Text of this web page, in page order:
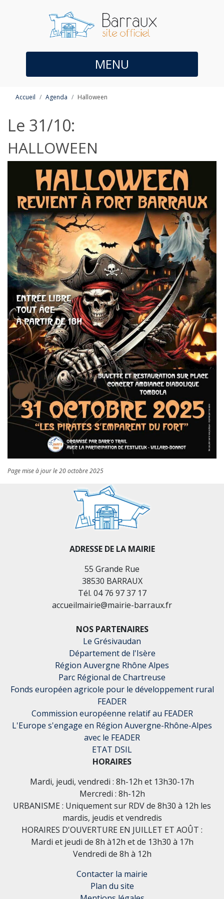
MENU
Accueil Agenda Halloween
Le 31/10:
HALLOWEEN
Page mise à jour le 20 octobre 2025
ADRESSE DE LA MAIRIE
55 Grande Rue
38530 BARRAUX
Tél. 04 76 97 37 17
accueilmairie@mairie-barraux.fr
NOS PARTENAIRES
Le Grésivaudan
Département de l'Isère
Région Auvergne Rhône Alpes
Parc Régional de Chartreuse
Fonds européen agricole pour le développement rural
FEADER
Commission européenne relatif au FEADER
L'Europe s'engage en Région Auvergne-Rhône-Alpes
avec le FEADER
ETAT DSIL
HORAIRES
Mardi, jeudi, vendredi : 8h-12h et 13h30-17h
Mercredi : 8h-12h
URBANISME : Uniquement sur RDV de 8h30 à 12h les
mardis, jeudis et vendredis
HORAIRES D'OUVERTURE EN JUILLET ET AOÛT :
Mardi et jeudi de 8h à12h et de 13h30 à 17h
Vendredi de 8h à 12h
Contacter la mairie
Plan du site